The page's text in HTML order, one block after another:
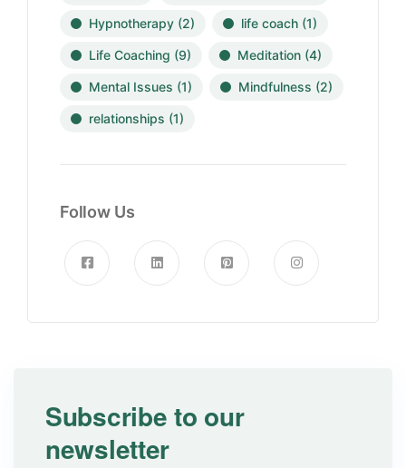
Hypnotherapy (2) life coach (1)
Life Coaching (9) Meditation (4)
Mental Issues (1) Mindfulness (2)
relationships (1)
Follow Us
Subscribe to our
newsletter